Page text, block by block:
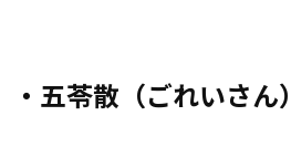
・五苓散（ごれいさん）